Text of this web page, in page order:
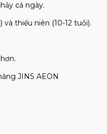
cả ngày.
và thiếu niên (10-12 tuổi).
JINS AEON